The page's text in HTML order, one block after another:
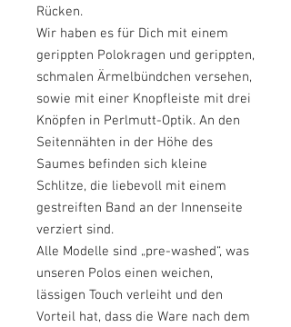
Rücken.
Wir haben es für Dich mit einem
gerippten Polokragen und gerippten,
schmalen Ärmelbündchen versehen,
sowie mit einer Knopfleiste mit drei
Knöpfen in Perlmutt-Optik. An den
Seitennähten in der Höhe des
Saumes befinden sich kleine
Schlitze, die liebevoll mit einem
gestreiften Band an der Innenseite
verziert sind.
Alle Modelle sind „pre-washed“, was
unseren Polos einen weichen,
lässigen Touch verleiht und den
Vorteil hat, dass die Ware nach dem